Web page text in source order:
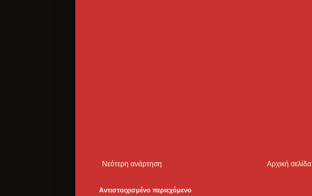
Νεότερη ανάρτηση Αρχική σελίδα
Αντιστοιχισμένο περιεχόμενο